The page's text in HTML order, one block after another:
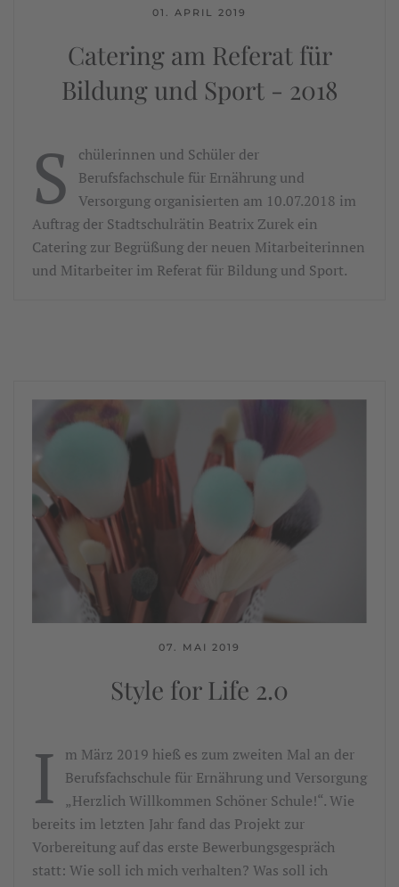
01. APRIL 2019
Catering am Referat für
Bildung und Sport - 2018
S
chülerinnen und Schüler der
Berufsfachschule für Ernährung und
Versorgung organisierten am 10.07.2018 im
Auftrag der Stadtschulrätin Beatrix Zurek ein
Catering zur Begrüßung der neuen Mitarbeiterinnen
und Mitarbeiter im Referat für Bildung und Sport.
07. MAI 2019
Style for Life 2.0
I
m März 2019 hieß es zum zweiten Mal an der
Berufsfachschule für Ernährung und Versorgung
„Herzlich Willkommen Schöner Schule!“. Wie
bereits im letzten Jahr fand das Projekt zur
Vorbereitung auf das erste Bewerbungsgespräch
statt: Wie soll ich mich verhalten? Was soll ich